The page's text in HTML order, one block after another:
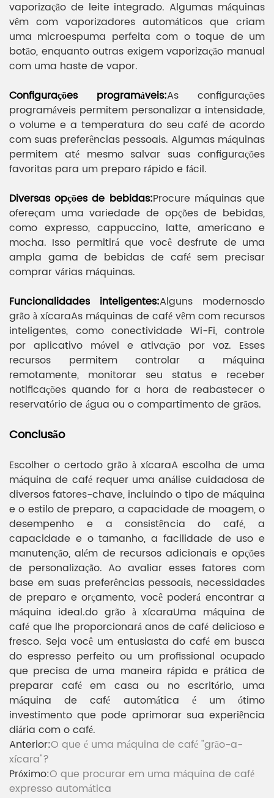
vaporização de leite integrado. Algumas máquinas
vêm com vaporizadores automáticos que criam
uma microespuma perfeita com o toque de um
botão, enquanto outras exigem vaporização manual
com uma haste de vapor.
Configurações programáveis:As configurações
programáveis ​​permitem personalizar a intensidade,
o volume e a temperatura do seu café de acordo
com suas preferências pessoais. Algumas máquinas
permitem até mesmo salvar suas configurações
favoritas para um preparo rápido e fácil.
Diversas opções de bebidas:Procure máquinas que
ofereçam uma variedade de opções de bebidas,
como expresso, cappuccino, latte, americano e
mocha. Isso permitirá que você desfrute de uma
ampla gama de bebidas de café sem precisar
comprar várias máquinas.
Funcionalidades inteligentes:Alguns modernosdo
grão à xícaraAs máquinas de café vêm com recursos
inteligentes, como conectividade Wi-Fi, controle
por aplicativo móvel e ativação por voz. Esses
recursos permitem controlar a máquina
remotamente, monitorar seu status e receber
notificações quando for a hora de reabastecer o
reservatório de água ou o compartimento de grãos.
Conclusão
Escolher o certodo grão à xícaraA escolha de uma
máquina de café requer uma análise cuidadosa de
diversos fatores-chave, incluindo o tipo de máquina
e o estilo de preparo, a capacidade de moagem, o
desempenho e a consistência do café, a
capacidade e o tamanho, a facilidade de uso e
manutenção, além de recursos adicionais e opções
de personalização. Ao avaliar esses fatores com
base em suas preferências pessoais, necessidades
de preparo e orçamento, você poderá encontrar a
máquina ideal.do grão à xícaraUma máquina de
café que lhe proporcionará anos de café delicioso e
fresco. Seja você um entusiasta do café em busca
do espresso perfeito ou um profissional ocupado
que precisa de uma maneira rápida e prática de
preparar café em casa ou no escritório, uma
máquina de café automática é um ótimo
investimento que pode aprimorar sua experiência
diária com o café.
Anterior:O que é uma máquina de café "grão-a-
xícara"?
Próximo:O que procurar em uma máquina de café
expresso automática